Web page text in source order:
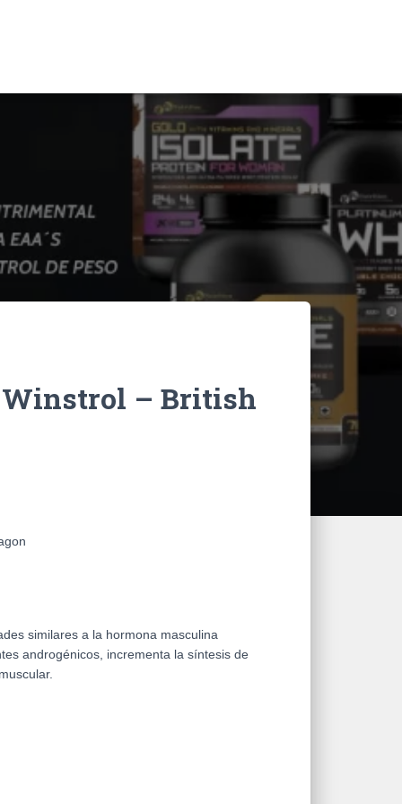
– British
similares a la hormona masculina
androgénicos, incrementa la síntesis de